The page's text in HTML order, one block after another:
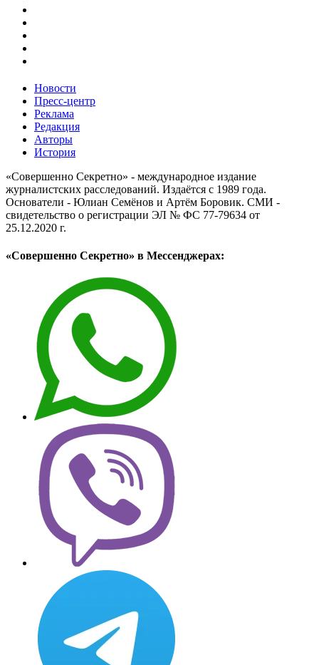
Новости
Пресс-центр
Реклама
Редакция
Авторы
История
«Совершенно Секретно» - международное издание
журналистских расследований. Издаётся с 1989 года.
Основатели - Юлиан Семёнов и Артём Боровик. CМИ -
свидетельство о регистрации ЭЛ № ФС 77-79634 от
25.12.2020 г.
«Совершенно Секретно» в Мессенджерах: